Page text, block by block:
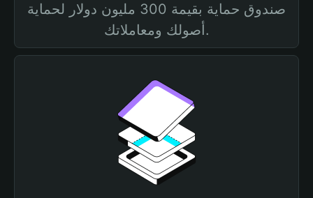
صندوق حماية بقيمة 300 مليون دولار لحماية
أصولك ومعاملاتك.